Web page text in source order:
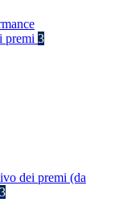
premi 3
dei premi (da
3